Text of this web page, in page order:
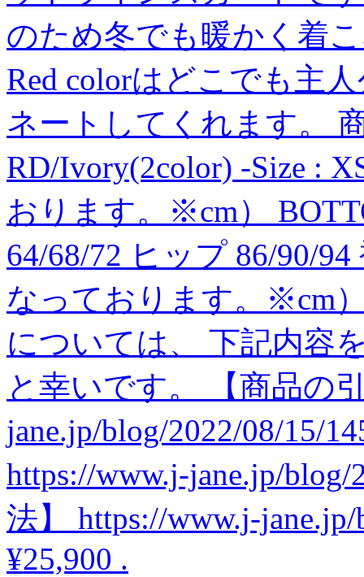
のため冬でも暖かく着
Red colorはどこでも主
ネートしてくれます。
RD/Ivory(2color) -Size :
おります。※cm）
64/68/72 ヒップ 86/90/
なっております。※cm
については、 下記内容
と幸いです。 【商品の
jane.jp/blog/2022/08/15/
https://www.j-jane.jp/
法】 https://www.j-
¥25,900 .